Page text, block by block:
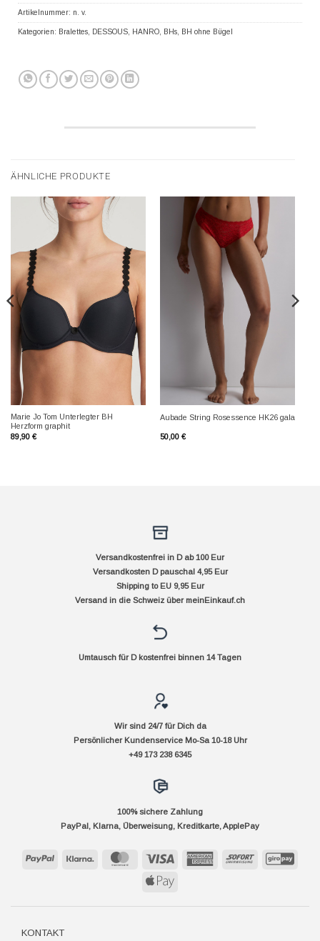
Artikelnummer: n. v.
Kategorien: Bralettes DESSOUS HANRO BHs BH ohne Bügel
ÄHNLICHE PRODUKTE
Marie Jo Tom Unterlegter BH
Herzform graphit
89,90 €
Aubade String Rosessence HK26 gala
50,00 €
Versandkostenfrei in D ab 100 Eur
Versandkosten D pauschal 4,95 Eur
Shipping to EU 9,95 Eur
Versand in die Schweiz über meinEinkauf.ch
Umtausch für D kostenfrei binnen 14 Tagen
Wir sind 24/7 für Dich da
Persönlicher Kundenservice Mo-Sa 10-18 Uhr
+49 173 238 6345
100% sichere Zahlung
PayPal, Klarna, Überweisung, Kreditkarte, ApplePay
PayPal Klarna MasterCard Visa
AmericanSofort
Apple
KONTAKT